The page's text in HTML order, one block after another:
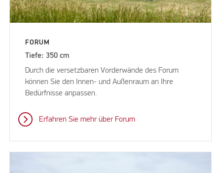
FORUM
Tiefe: 350 cm
Durch die versetzbaren Vorderwände des Forum
können Sie den Innen- und Außenraum an Ihre
Bedürfnisse anpassen.
Erfahren Sie mehr über Forum